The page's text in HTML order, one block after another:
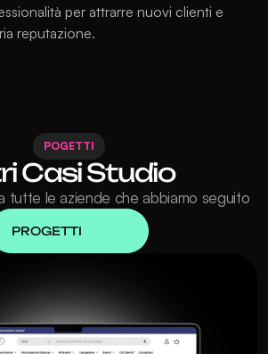
per attrarre nuovi clienti e
reputazione.
POGETTI
Casi Studio
tutte le aziende che abbiamo seguito
PROGETTI